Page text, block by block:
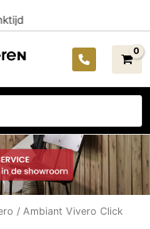
/ Ambiant Vivero Click